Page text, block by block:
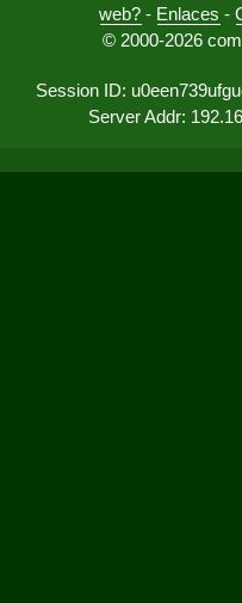
web? - Enlaces -
© 2000-2026
Session ID:
Server Addr: